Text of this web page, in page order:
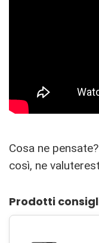
Cosa ne
così, ne
Prodotti